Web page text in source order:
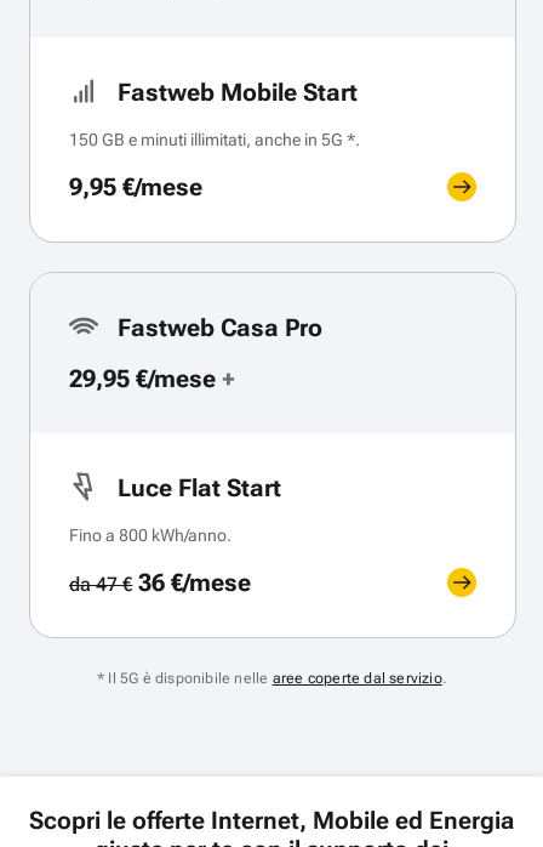
Fastweb Mobile Start
150 GB e minuti illimitati, anche in 5G *.
9,95 €/mese
Fastweb Casa Pro
29,95 €/mese +
Luce Flat Start
Fino a 800 kWh/anno.
da 47 €36 €/mese
* Il 5G è disponibile nelle aree coperte dal servizio.
Scopri le offerte Internet, Mobile ed Energia